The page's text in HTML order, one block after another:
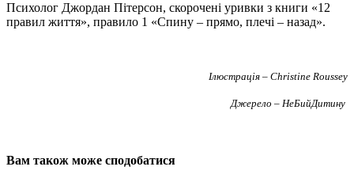
Психолог Джордан Пітерсон, скорочені уривки з книги «12
правил життя», правило 1 «Спину – прямо, плечі – назад».
Ілюстрація – Christine Roussey
Джерело – НеБийДитину
Вам також може сподобатися